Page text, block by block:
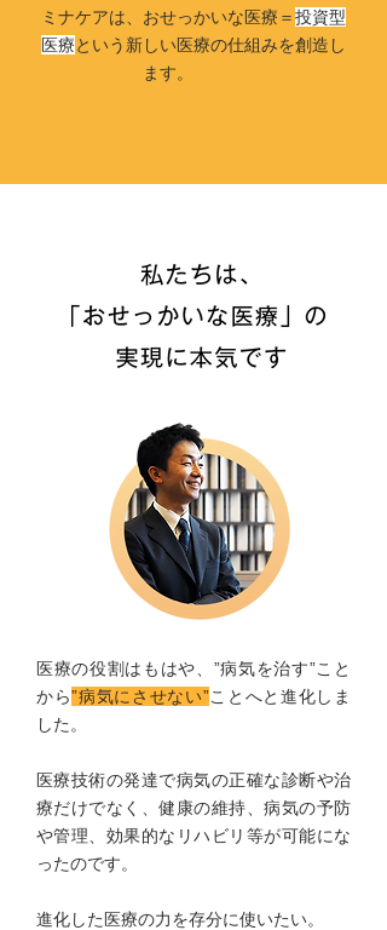
ミナケアは、おせっかいな医療＝投資型
医療という新しい医療の仕組みを創造し
ます。
医療の役割はもはや、”病気を治す”こと
から”病気にさせない”ことへと進化しま
した。
医療技術の発達で病気の正確な診断や治
療だけでなく、健康の維持、病気の予防
や管理、効果的なリハビリ等が可能にな
ったのです。
進化した医療の力を存分に使いたい。